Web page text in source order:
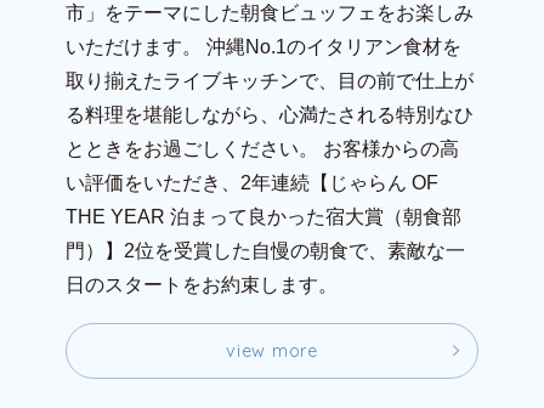
市」をテーマにした朝食ビュッフェをお楽しみ
いただけます。
沖縄No.1のイタリアン食材を
取り揃えたライブキッチンで、目の前で仕上が
る料理を堪能しながら、心満たされる特別なひ
とときをお過ごしください。
お客様からの高
い評価をいただき、2年連続【じゃらん OF
THE YEAR 泊まって良かった宿大賞（朝食部
門）】2位を受賞した自慢の朝食で、素敵な一
日のスタートをお約束します。
view more